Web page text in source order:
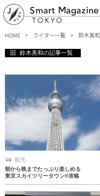
Smart Magazine
TOKYO
HOME ライター一覧 鈴木美和
鈴木美和の記事一覧
観光
朝から晩までたっぷり楽しめる
東京スカイツリータウン®攻略